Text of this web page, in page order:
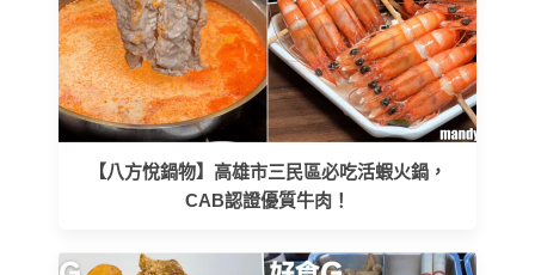
【八方悅鍋物】高雄市三民區必吃活蝦火鍋，
CAB認證優質牛肉！